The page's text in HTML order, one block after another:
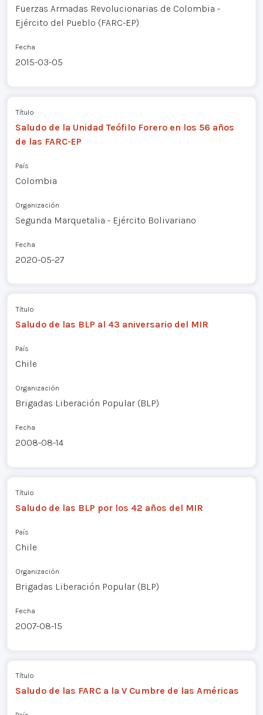
Fuerzas Armadas Revolucionarias de Colombia -
Ejército del Pueblo (FARC-EP)
Fecha
2015-03-05
Título
Saludo de la Unidad Teófilo Forero en los 56 años
de las FARC-EP
País
Colombia
Organización
Segunda Marquetalia - Ejército Bolivariano
Fecha
2020-05-27
Título
Saludo de las BLP al 43 aniversario del MIR
País
Chile
Organización
Brigadas Liberación Popular (BLP)
Fecha
2008-08-14
Título
Saludo de las BLP por los 42 años del MIR
País
Chile
Organización
Brigadas Liberación Popular (BLP)
Fecha
2007-08-15
Título
Saludo de las FARC a la V Cumbre de las Américas